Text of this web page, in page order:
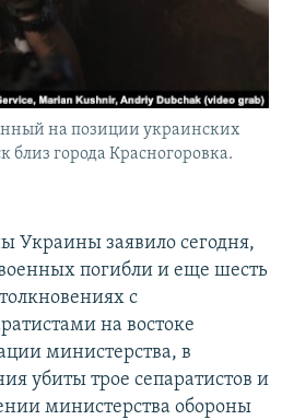
на позиции украинских
близ города Красногоровка.
Украины заявило сегодня,
погибли и еще шесть
с
на востоке
министерства, в
убиты трое сепаратистов и
министерства обороны